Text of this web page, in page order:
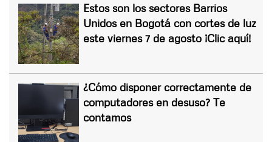
Estos son los sectores Barrios
Unidos en Bogotá con cortes de luz
este viernes 7 de agosto ¡Clic aquí!
¿Cómo disponer correctamente de
computadores en desuso? Te
contamos